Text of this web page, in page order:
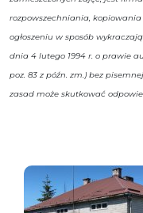
rozpowszechniania,
ogłoszeniu w sposób
dnia 4 lutego 1994 r. o prawie
poz. 83 z późn. zm.) bez
zasad może skutkować